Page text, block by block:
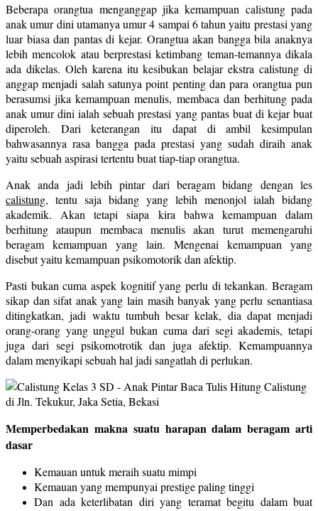
Beberapa orangtua menganggap jika kemampuan calistung pada
anak umur dini utamanya umur 4 sampai 6 tahun yaitu prestasi yang
luar biasa dan pantas di kejar. Orangtua akan bangga bila anaknya
lebih mencolok atau berprestasi ketimbang teman-temannya dikala
ada dikelas. Oleh karena itu kesibukan belajar ekstra calistung di
anggap menjadi salah satunya point penting dan para orangtua pun
berasumsi jika kemampuan menulis, membaca dan berhitung pada
anak umur dini ialah sebuah prestasi yang pantas buat di kejar buat
diperoleh. Dari keterangan itu dapat di ambil kesimpulan
bahwasannya rasa bangga pada prestasi yang sudah diraih anak
yaitu sebuah aspirasi tertentu buat tiap-tiap orangtua.
Anak anda jadi lebih pintar dari beragam bidang dengan les
calistung, tentu saja bidang yang lebih menonjol ialah bidang
akademik. Akan tetapi siapa kira bahwa kemampuan dalam
berhitung ataupun membaca menulis akan turut memengaruhi
beragam kemampuan yang lain. Mengenai kemampuan yang
disebut yaitu kemampuan psikomotorik dan afektip.
Pasti bukan cuma aspek kognitif yang perlu di tekankan. Beragam
sikap dan sifat anak yang lain masih banyak yang perlu senantiasa
ditingkatkan, jadi waktu tumbuh besar kelak, dia dapat menjadi
orang-orang yang unggul bukan cuma dari segi akademis, tetapi
juga dari segi psikomotrotik dan juga afektip. Kemampuannya
dalam menyikapi sebuah hal jadi sangatlah di perlukan.
Memperbedakan makna suatu harapan dalam beragam arti
dasar
Kemauan untuk meraih suatu mimpi
Kemauan yang mempunyai prestige paling tinggi
Dan ada keterlibatan diri yang teramat begitu dalam buat